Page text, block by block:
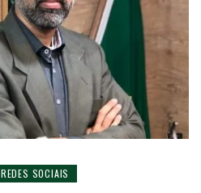
REDES SOCIAIS